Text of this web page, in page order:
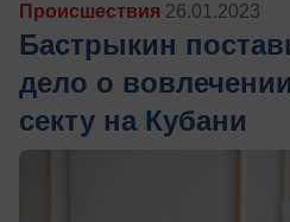
Происшествия 26.01.2023
Бастрыкин
дело о
секту на Кубани